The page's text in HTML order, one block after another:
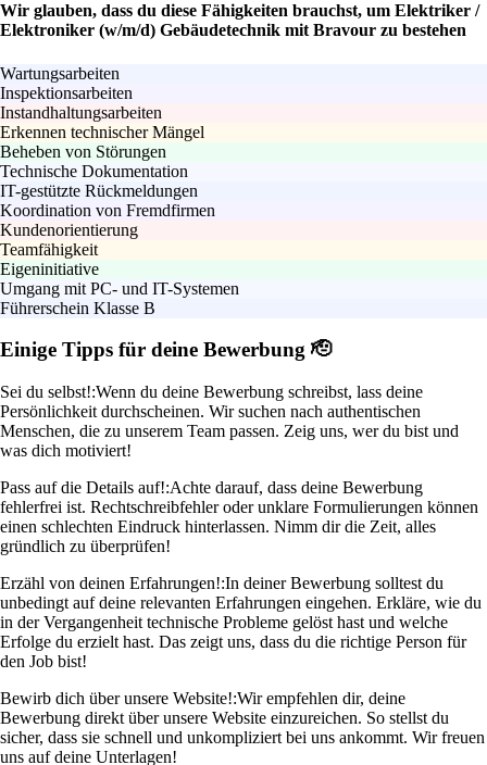
Wir glauben, dass du diese Fähigkeiten brauchst, um Elektriker /
Elektroniker (w/m/d) Gebäudetechnik mit Bravour zu bestehen
Wartungsarbeiten
Inspektionsarbeiten
Instandhaltungsarbeiten
Erkennen technischer Mängel
Beheben von Störungen
Technische Dokumentation
IT-gestützte Rückmeldungen
Koordination von Fremdfirmen
Kundenorientierung
Teamfähigkeit
Eigeninitiative
Umgang mit PC- und IT-Systemen
Führerschein Klasse B
Einige Tipps für deine Bewerbung 🫡
Sei du selbst!:Wenn du deine Bewerbung schreibst, lass deine
Persönlichkeit durchscheinen. Wir suchen nach authentischen
Menschen, die zu unserem Team passen. Zeig uns, wer du bist und
was dich motiviert!
Pass auf die Details auf!:Achte darauf, dass deine Bewerbung
fehlerfrei ist. Rechtschreibfehler oder unklare Formulierungen können
einen schlechten Eindruck hinterlassen. Nimm dir die Zeit, alles
gründlich zu überprüfen!
Erzähl von deinen Erfahrungen!:In deiner Bewerbung solltest du
unbedingt auf deine relevanten Erfahrungen eingehen. Erkläre, wie du
in der Vergangenheit technische Probleme gelöst hast und welche
Erfolge du erzielt hast. Das zeigt uns, dass du die richtige Person für
den Job bist!
Bewirb dich über unsere Website!:Wir empfehlen dir, deine
Bewerbung direkt über unsere Website einzureichen. So stellst du
sicher, dass sie schnell und unkompliziert bei uns ankommt. Wir freuen
uns auf deine Unterlagen!